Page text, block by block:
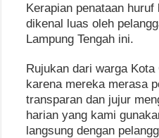
Kerapian penataan
dikenal luas oleh
Lampung Tengah ini.
Rujukan dari warga
karena mereka merasa
transparan dan jujur
harian yang kami
langsung dengan